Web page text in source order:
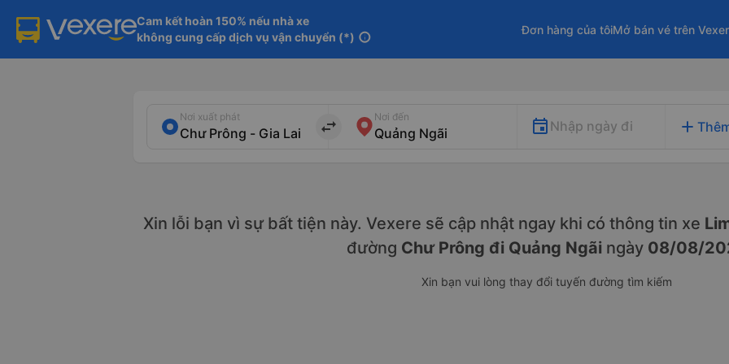
Cam kết hoàn 150% nếu nhà xe
không cung cấp dịch vụ vận chuyển (*) info
Đơn hàng của tôiMở bán vé trên
Nơi xuất phát
import_export
Nơi đến
Nhập ngày đi add
Xin lỗi bạn vì sự bất tiện này. Vexere sẽ cập nhật ngay khi có thông tin xe
đường Chư Prông đi Quảng Ngãi ngày 08/08/
Xin bạn vui lòng thay đổi tuyến đường tìm kiếm